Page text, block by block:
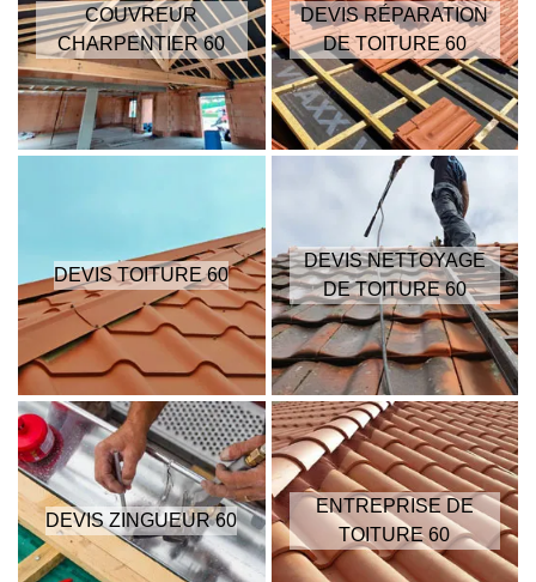
COUVREUR
CHARPENTIER 60
DEVIS RÉPARATION
DE TOITURE 60
DEVIS TOITURE 60
DEVIS NETTOYAGE
DE TOITURE 60
DEVIS ZINGUEUR 60
ENTREPRISE DE
TOITURE 60